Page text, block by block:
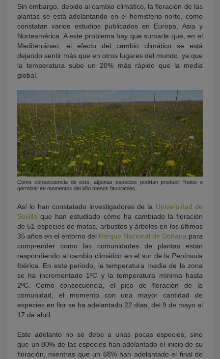
Sin embargo, debido al cambio climático, la floración de las
plantas se está adelantando en el hemisferio norte, como
constatan varios estudios publicados en Europa, Asia y
Norteamérica. A este problema hay que sumarle que, en el
Mediterráneo, el efecto del cambio climático se está
dejando sentir más que en otros lugares del mundo, ya que
la temperatura sube un 20% más rápido que la media
global.
Como consecuencia de esto, algunas especies podrían producir frutos o
germinar en momentos del año menos favorables.
Así lo han constatado investigadores de la Universidad de
Sevilla que han estudiado cómo ha cambiado la floración
de 51 especies de matas, arbustos y árboles en los últimos
35 años en el entorno del Parque Nacional de Doñana para
comprender como las comunidades de plantas están
respondiendo al cambio climático en el sur de la Península
Ibérica. En este periodo, la temperatura media de la zona
se ha incrementado 1ºC y la temperatura mínima hasta
2ºC. Como consecuencia, el pico de floración de la
comunidad, el momento con una mayor cantidad de
especies en flor se ha adelantado 22 días, del 9 de mayo al
17 de abril.
Este adelanto no se debe a unas pocas especies, sino
que un 80% de las especies han adelantado el inicio de su
floración, mientras que un 68% han adelantado el final de